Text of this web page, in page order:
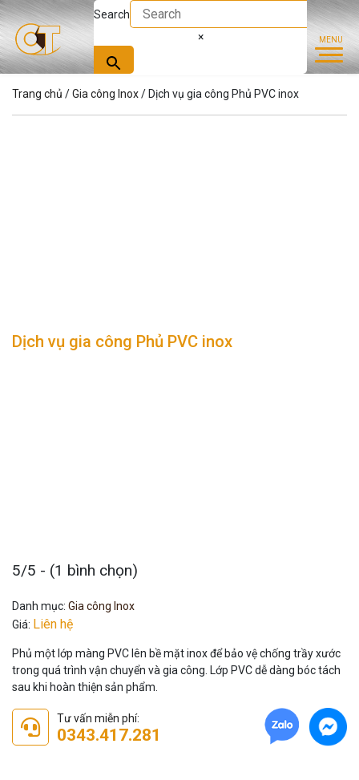
Search
×
Trang chủ /Gia công Inox/ Dịch vụ gia công Phủ PVC inox
Dịch vụ gia công Phủ PVC inox
5/5 - (1 bình chọn)
Danh mục: Gia công Inox
Giá: Liên hệ
Phủ một lớp màng PVC lên bề mặt inox để bảo vệ chống trầy xước
trong quá trình vận chuyển và gia công. Lớp PVC dễ dàng bóc tách
sau khi hoàn thiện sản phẩm.
Tư vấn miễn phí:
0343.417.281